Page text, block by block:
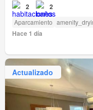
2 2
Aparcamiento
Hace 1 día
Actualizado